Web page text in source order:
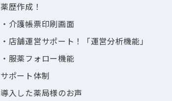
薬歴作成！
・介護帳票印刷画面
・店舗運営サポート！「運営分析機能」
・服薬フォロー機能
サポート体制
導入した薬局様のお声